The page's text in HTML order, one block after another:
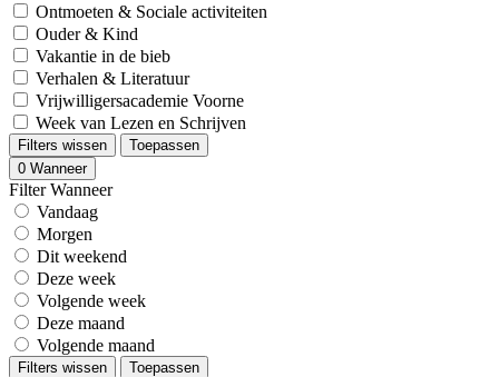
Ontmoeten & Sociale activiteiten
Ouder & Kind
Vakantie in de bieb
Verhalen & Literatuur
Vrijwilligersacademie Voorne
Week van Lezen en Schrijven
Filters wissen
Toepassen
0 Wanneer
Filter Wanneer
Vandaag
Morgen
Dit weekend
Deze week
Volgende week
Deze maand
Volgende maand
Filters wissen Toepassen